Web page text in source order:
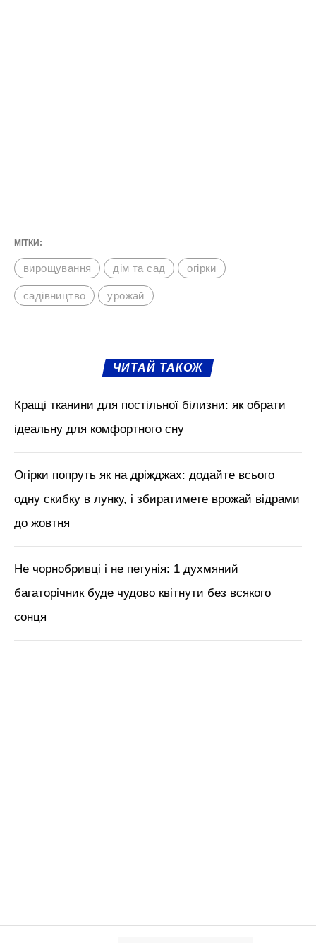
Висадивши огірки в сприятливий час і
дотримуючись правильного процесу
посадку, будьте готові отримати ВАУ
врожай, але не забувайте рослину
регулярно поливати, підживлювати та
оглядати на наявність шкідників і хвороб,
щоб в разі чого вчасно їх позбутись.
М'язи обличчя, БОТОКС, тренди
краси з Tik Tok // Лікар-